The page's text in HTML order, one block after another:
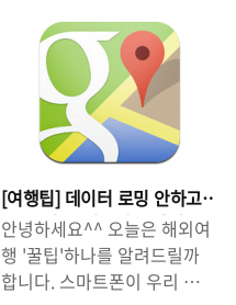
그 지방의 유명 먹거리를 제
대로 맛볼 수 있다는 것, 어떤
음식의 '참맛(true taste)'을
느낄 수 있다는 것이 여행이
주는 큰 즐거움이라고 할 수
있는 것이다. 커피를 즐기는
사람들이 많아진 요즘, '커
피'로 유명한 곳을 여행하면
서 '커피 한 잔'마시며, 빠듯한
여행 일정 속에서도 여유를
가지는 것이 자연스러운 것이
[여행팁] 데이터 로밍 안하고
'구글 지도' 이용하는 방법
안녕하세요^^ 오늘은 해외여
행 '꿀팁'하나를 알려드릴까
합니다. 스마트폰이 우리 생